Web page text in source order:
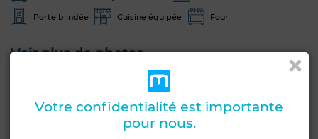
Porte blindée Cuisine équipée Four
Voir plus de photos
Votre confidentialité est importante
pour nous.